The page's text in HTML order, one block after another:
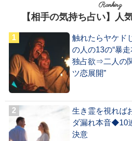
Ranking
【相手の気持ち占い】人
触れたらヤケド
の人の13の“暴
独占欲⇒二人の
ツ恋展開”
生き霊を視れば
ダ漏れ本音◆10
決意